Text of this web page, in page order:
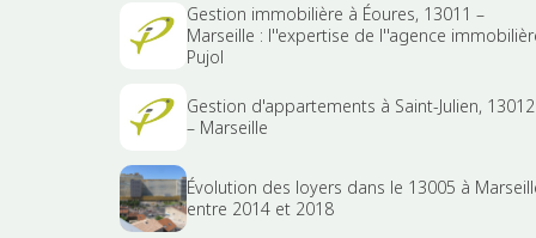
Gestion immobilière à Éoures, 13011 –
Marseille : l''expertise de l''agence
Pujol
Gestion d'appartements à Saint-Julien, 13012
– Marseille
Évolution des loyers dans le 13005 à
entre 2014 et 2018